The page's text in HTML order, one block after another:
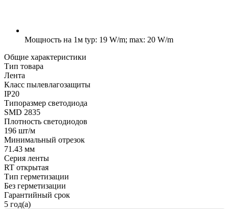
Мощность на 1м typ: 19 W/m; max: 20 W/m
Общие характеристики
Тип товара
Лента
Класс пылевлагозащиты
IP20
Типоразмер светодиода
SMD 2835
Плотность светодиодов
196 шт/м
Минимальный отрезок
71.43 мм
Серия ленты
RT открытая
Тип герметизации
Без герметизации
Гарантийный срок
5 год(а)